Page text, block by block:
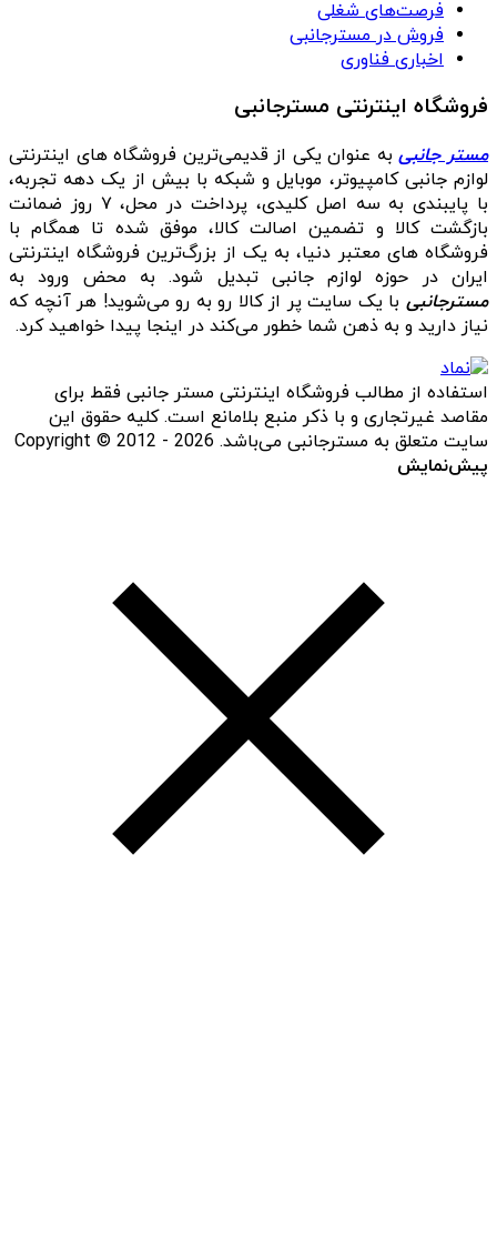
فرصت‌های شغلی
فروش در مسترجانبی
اخباری فناوری
فروشگاه اینترنتی مسترجانبی
مستر جانبیبه عنوان یکی از قدیمی‌ترین فروشگاه های اینترنتی
لوازم جانبی کامپیوتر، موبایل و شبکه با بیش از یک دهه تجربه،
با پایبندی به سه اصل کلیدی، پرداخت در محل، ۷ روز ضمانت
بازگشت کالا و تضمین اصالت کالا، موفق شده تا همگام با
فروشگاه‌ های معتبر دنیا، به یک از بزرگ‌ترین فروشگاه اینترنتی
ایران در حوزه لوازم جانبی تبدیل شود. به محض ورود به
مسترجانبی با یک سایت پر از کالا رو به رو می‌شوید! هر آنچه که
نیاز دارید و به ذهن شما خطور می‌کند در اینجا پیدا خواهید کرد.
استفاده از مطالب فروشگاه اینترنتی مستر جانبی فقط برای
مقاصد غیرتجاری و با ذکر منبع بلامانع است. کلیه حقوق این
سایت متعلق به مسترجانبی می‌باشد. Copyright © 2012 - 2026
پیش‌نمایش